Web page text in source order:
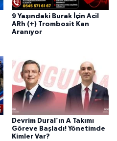
9 Yaşındaki Burak İçin Acil
ARh (+) Trombosit Kan
Aranıyor
Devrim Dural’ın A Takımı
Göreve Başladı! Yönetimde
Kimler Var?